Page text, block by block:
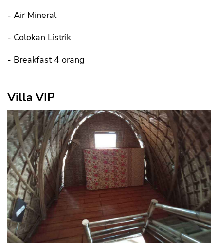
- Air Mineral
- Colokan Listrik
- Breakfast 4 orang
Villa VIP